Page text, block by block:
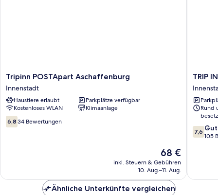
Tripinn
POSTApart
Aschaffenburg
Innenstadt
Tripinn POSTApart Aschaffenburg
Innenstadt
Haustiere erlaubt
Parkplätze verfügbar
Kostenloses WLAN
Klimaanlage
6.8
von
6,8 34 Bewertungen
Der
Preis
beträgt
68 €
inkl. Steuern & Gebühren
10. Aug.–11. Aug.
TRIP
INN
Hotel
Hof
TRIP
Rund
7.6
von
7,6 Gut
105
Ähnliche Unterkünfte vergleichen